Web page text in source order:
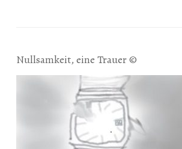
Nullsamkeit, eine Trauer ©